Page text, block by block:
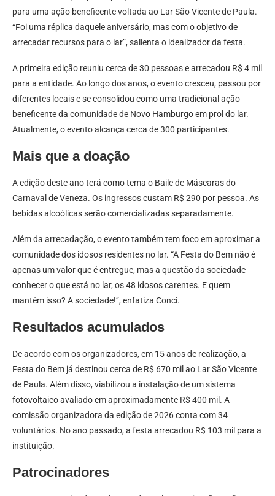
para uma ação beneficente voltada ao Lar São Vicente de Paula.
“Foi uma réplica daquele aniversário, mas com o objetivo de
arrecadar recursos para o lar”, salienta o idealizador da festa.
A primeira edição reuniu cerca de 30 pessoas e arrecadou R$ 4 mil
para a entidade. Ao longo dos anos, o evento cresceu, passou por
diferentes locais e se consolidou como uma tradicional ação
beneficente da comunidade de Novo Hamburgo em prol do lar.
Atualmente, o evento alcança cerca de 300 participantes.
Mais que a doação
A edição deste ano terá como tema o Baile de Máscaras do
Carnaval de Veneza. Os ingressos custam R$ 290 por pessoa. As
bebidas alcoólicas serão comercializadas separadamente.
Além da arrecadação, o evento também tem foco em aproximar a
comunidade dos idosos residentes no lar. “A Festa do Bem não é
apenas um valor que é entregue, mas a questão da sociedade
conhecer o que está no lar, os 48 idosos carentes. E quem
mantém isso? A sociedade!”, enfatiza Conci.
Resultados acumulados
De acordo com os organizadores, em 15 anos de realização, a
Festa do Bem já destinou cerca de R$ 670 mil ao Lar São Vicente
de Paula. Além disso, viabilizou a instalação de um sistema
fotovoltaico avaliado em aproximadamente R$ 400 mil. A
comissão organizadora da edição de 2026 conta com 34
voluntários. No ano passado, a festa arrecadou R$ 103 mil para a
instituição.
Patrocinadores